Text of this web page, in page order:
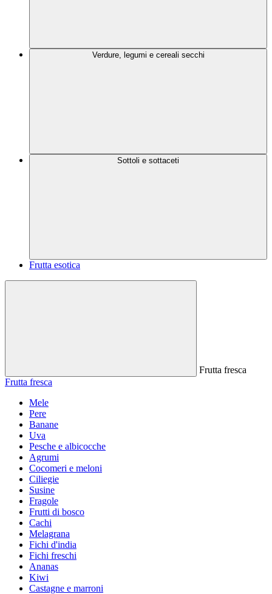
Verdure, legumi e cereali secchi
Sottoli e sottaceti
Frutta esotica
Frutta fresca
Frutta fresca
Mele
Pere
Banane
Uva
Pesche e albicocche
Agrumi
Cocomeri e meloni
Ciliegie
Susine
Fragole
Frutti di bosco
Cachi
Melagrana
Fichi d'india
Fichi freschi
Ananas
Kiwi
Castagne e marroni